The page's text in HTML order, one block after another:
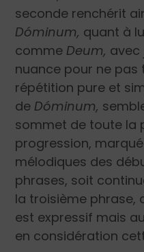
seconde renchérit
Dóminum, quant à
comme Deum, avec
nuance pour ne pas
répétition pure et
de Dóminum,
sommet de toute la
progression,
mélodiques des
phrases, soit
la troisième phrase,
est expressif mais
en considération